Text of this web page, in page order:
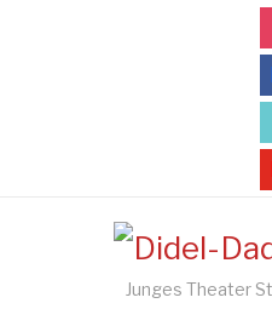
Junges Theater